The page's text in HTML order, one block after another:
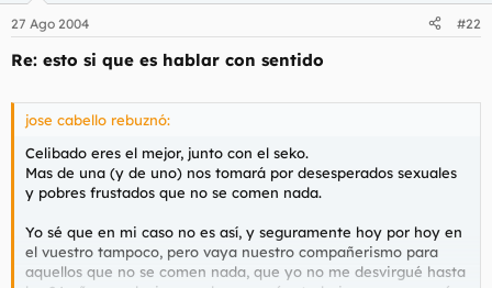
27 Ago 2004 #22
Re: esto si que es hablar con sentido
jose cabello rebuznó:
Celibado eres el mejor, junto con el seko.
Mas de una (y de uno) nos tomará por desesperados sexuales
y pobres frustados que no se comen nada.
Yo sé que en mi caso no es así, y seguramente hoy por hoy en
el vuestro tampoco, pero vaya nuestro compañerismo para
aquellos que no se comen nada, que yo no me desvirgué hasta